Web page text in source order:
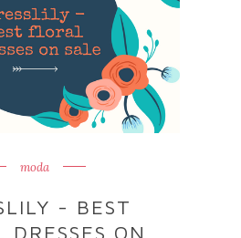
moda
- BEST
DRESSES ON